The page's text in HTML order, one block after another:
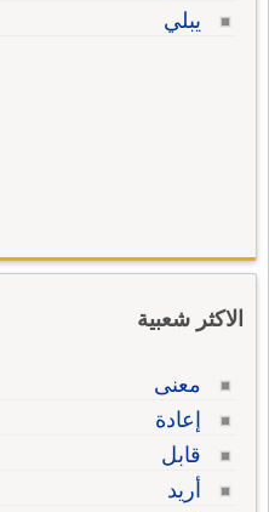
يبلي
الاكثر شعبية
معنى
إعادة
قابل
أريد